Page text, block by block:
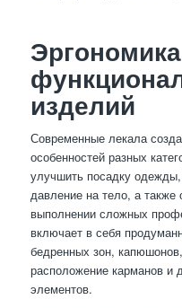
изделий
Современные лекала
особенностей разных
улучшить посадку
давление на тело, а также
выполнении сложных
включает в себя
бедренных зон,
расположение карманов и
элементов.